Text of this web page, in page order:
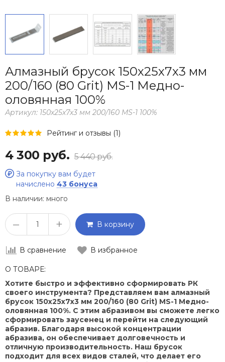
Алмазный брусок 150х25х7х3 мм
200/160 (80 Grit) MS-1 Медно-
оловянная 100%
Артикул: 150х25х7х3 мм 200/160 MS-1 100%
Рейтинг и отзывы (1)
4 300 руб. 5 440 руб.
За покупку вам будет
начислено 43 бонуса
В наличии: много
– + В корзину
В сравнение В избранное
О ТОВАРЕ:
Хотите быстро и эффективно сформировать РК
своего инструмента? Представляем вам алмазный
брусок 150х25х7х3 мм 200/160 (80 Grit) MS-1 Медно-
оловянная 100%. С этим абразивом вы сможете легко
сформировать заусенец и перейти на следующий
абразив. Благодаря высокой концентрации
абразива, он обеспечивает долговечность и
отличную производительность. Наш брусок
подходит для всех видов сталей, что делает его